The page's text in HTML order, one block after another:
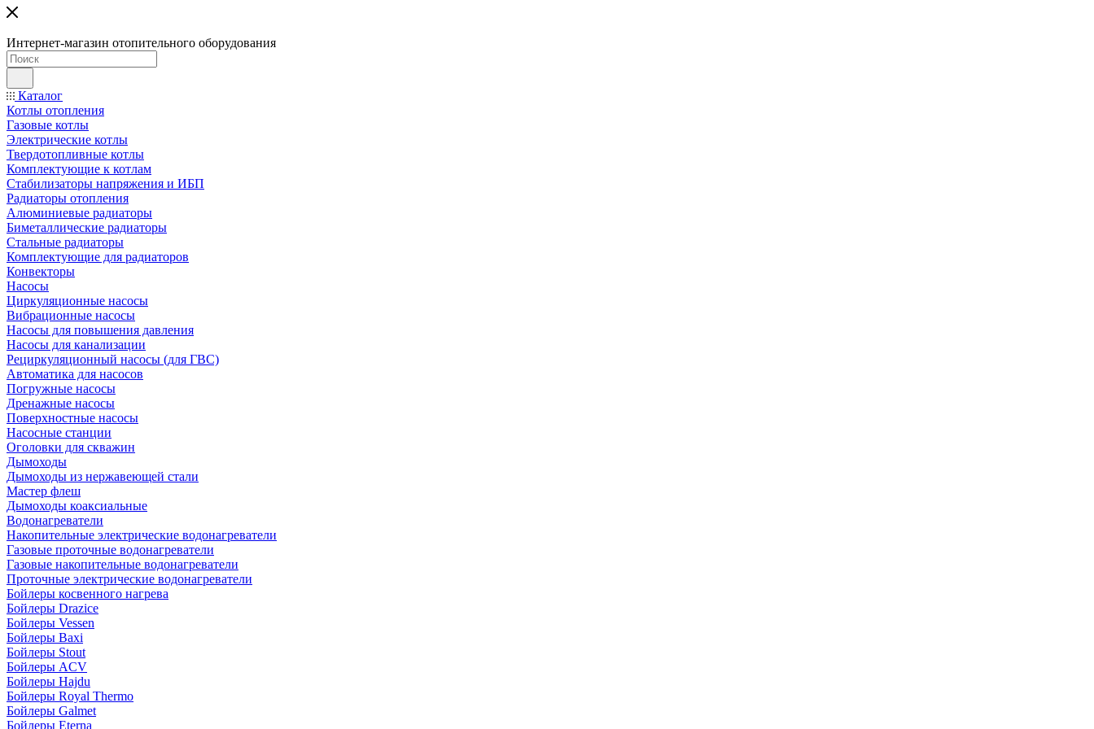
Интернет-магазин отопительного оборудования
Каталог
Котлы отопления
Газовые котлы
Электрические котлы
Твердотопливные котлы
Комплектующие к котлам
Стабилизаторы напряжения и ИБП
Радиаторы отопления
Алюминиевые радиаторы
Биметаллические радиаторы
Стальные радиаторы
Комплектующие для радиаторов
Конвекторы
Насосы
Циркуляционные насосы
Вибрационные насосы
Насосы для повышения давления
Насосы для канализации
Рециркуляционный насосы (для ГВС)
Автоматика для насосов
Погружные насосы
Дренажные насосы
Поверхностные насосы
Насосные станции
Оголовки для скважин
Дымоходы
Дымоходы из нержавеющей стали
Мастер флеш
Дымоходы коаксиальные
Водонагреватели
Накопительные электрические водонагреватели
Газовые проточные водонагреватели
Газовые накопительные водонагреватели
Проточные электрические водонагреватели
Бойлеры косвенного нагрева
Бойлеры Drazice
Бойлеры Vessen
Бойлеры Baxi
Бойлеры Stout
Бойлеры ACV
Бойлеры Hajdu
Бойлеры Royal Thermo
Бойлеры Galmet
Бойлеры Eterna